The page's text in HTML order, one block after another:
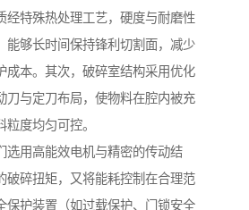
经特殊热处理工艺，硬度与耐磨性
能够长时间保持锋利切割面，减少
成本。其次，破碎室结构采用优化
刀与定刀布局，使物料在腔内被充
度均匀可控。
选用高能效电机与精密的传动结
破碎扭矩，又将能耗控制在合理范
保护装置（如过载保护、门锁安全